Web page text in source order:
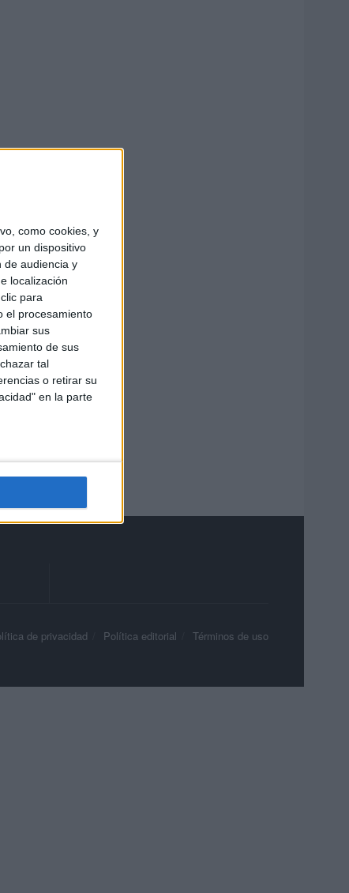
como cookies, y
un dispositivo
de audiencia y
localización
para
el procesamiento
sus
de sus
tal
o retirar su
en la parte
de privacidad Política editorial Términos de uso